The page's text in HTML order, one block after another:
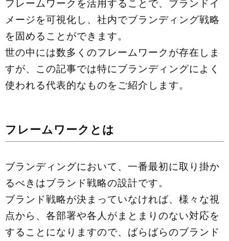
フレームワークを活用することで、ブランドイ
メージを可視化し、社内でブランディング戦略
を固めることができます。
世の中には数多くのフレームワークが存在しま
すが、この記事では特にブランディングによく
使われる代表的なものをご紹介します。
フレームワークとは
ブランディングにおいて、一番最初に取り掛か
るべきはブランド戦略の設計です。
ブランド戦略が決まっていなければ、様々な視
点から、各部署や各人がまとまりのない対応を
することになりますので、ばらばらのブランド